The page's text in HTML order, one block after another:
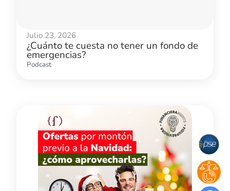
Julio 23, 2026
¿Cuánto te cuesta no tener un fondo de
emergencias?
Podcast